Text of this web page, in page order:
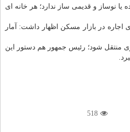
یا نوساز و قدیمی ساز ندارد؛ هر خانه ای
اجاره در بازار مسکن اظهار داشت: آمار
منتقل شود؛ رئیس جمهور هم دستور این
518